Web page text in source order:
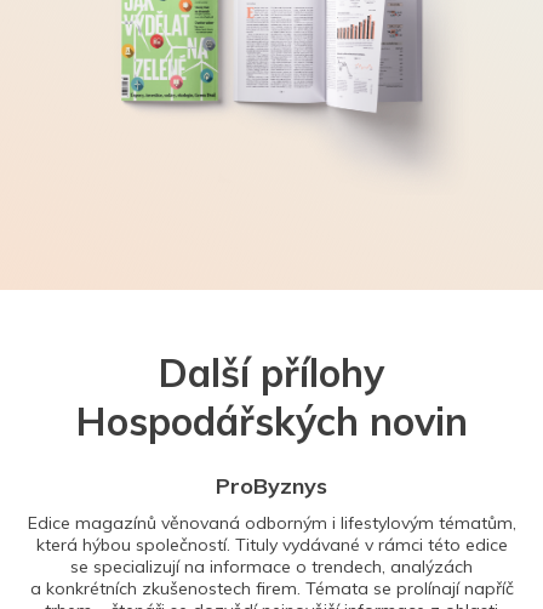
Další přílohy
Hospodářských novin
ProByznys
Edice magazínů věnovaná odborným i lifestylovým tématům,
která hýbou společností. Tituly vydávané v rámci této edice
se specializují na informace o trendech, analýzách
a konkrétních zkušenostech firem. Témata se prolínají napříč